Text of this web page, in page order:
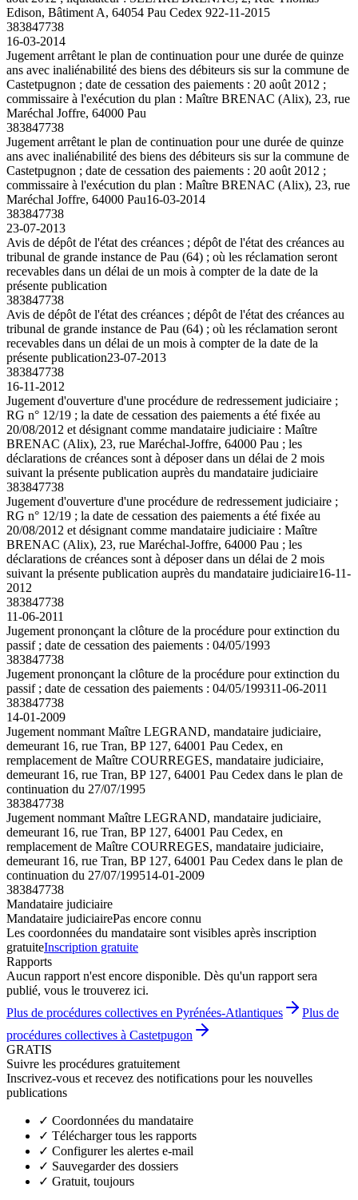
Edison, Bâtiment A, 64054 Pau Cedex 922-11-2015
383847738
16-03-2014
Jugement arrêtant le plan de continuation pour une durée de quinze
ans avec inaliénabilité des biens des débiteurs sis sur la commune de
Castetpugnon ; date de cessation des paiements : 20 août 2012 ;
commissaire à l'exécution du plan : Maître BRENAC (Alix), 23, rue
Maréchal Joffre, 64000 Pau
383847738
Jugement arrêtant le plan de continuation pour une durée de quinze
ans avec inaliénabilité des biens des débiteurs sis sur la commune de
Castetpugnon ; date de cessation des paiements : 20 août 2012 ;
commissaire à l'exécution du plan : Maître BRENAC (Alix), 23, rue
Maréchal Joffre, 64000 Pau16-03-2014
383847738
23-07-2013
Avis de dépôt de l'état des créances ; dépôt de l'état des créances au
tribunal de grande instance de Pau (64) ; où les réclamation seront
recevables dans un délai de un mois à compter de la date de la
présente publication
383847738
Avis de dépôt de l'état des créances ; dépôt de l'état des créances au
tribunal de grande instance de Pau (64) ; où les réclamation seront
recevables dans un délai de un mois à compter de la date de la
présente publication23-07-2013
383847738
16-11-2012
Jugement d'ouverture d'une procédure de redressement judiciaire ;
RG n° 12/19 ; la date de cessation des paiements a été fixée au
20/08/2012 et désignant comme mandataire judiciaire : Maître
BRENAC (Alix), 23, rue Maréchal-Joffre, 64000 Pau ; les
déclarations de créances sont à déposer dans un délai de 2 mois
suivant la présente publication auprès du mandataire judiciaire
383847738
Jugement d'ouverture d'une procédure de redressement judiciaire ;
RG n° 12/19 ; la date de cessation des paiements a été fixée au
20/08/2012 et désignant comme mandataire judiciaire : Maître
BRENAC (Alix), 23, rue Maréchal-Joffre, 64000 Pau ; les
déclarations de créances sont à déposer dans un délai de 2 mois
suivant la présente publication auprès du mandataire judiciaire16-11-
2012
383847738
11-06-2011
Jugement prononçant la clôture de la procédure pour extinction du
passif ; date de cessation des paiements : 04/05/1993
383847738
Jugement prononçant la clôture de la procédure pour extinction du
passif ; date de cessation des paiements : 04/05/199311-06-2011
383847738
14-01-2009
Jugement nommant Maître LEGRAND, mandataire judiciaire,
demeurant 16, rue Tran, BP 127, 64001 Pau Cedex, en
remplacement de Maître COURREGES, mandataire judiciaire,
demeurant 16, rue Tran, BP 127, 64001 Pau Cedex dans le plan de
continuation du 27/07/1995
383847738
Jugement nommant Maître LEGRAND, mandataire judiciaire,
demeurant 16, rue Tran, BP 127, 64001 Pau Cedex, en
remplacement de Maître COURREGES, mandataire judiciaire,
demeurant 16, rue Tran, BP 127, 64001 Pau Cedex dans le plan de
continuation du 27/07/199514-01-2009
383847738
Mandataire judiciaire
Mandataire judiciairePas encore connu
Les coordonnées du mandataire sont visibles après inscription
gratuiteInscription gratuite
Rapports
Aucun rapport n'est encore disponible. Dès qu'un rapport sera
publié, vous le trouverez ici.
Plus de procédures collectives en Pyrénées-Atlantiques
Plus de
procédures collectives à Castetpugon
GRATIS
Suivre les procédures gratuitement
Inscrivez-vous et recevez des notifications pour les nouvelles
publications
✓ Coordonnées du mandataire
✓ Télécharger tous les rapports
✓ Configurer les alertes e-mail
✓ Sauvegarder des dossiers
✓ Gratuit, toujours